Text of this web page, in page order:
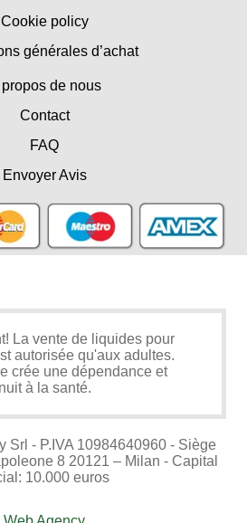
Cookie policy
générales d’achat
de nous
Contact
FAQ
Envoyer Avis
La vente de liquides pour
autorisée qu'aux adultes.
crée une dépendance et
nuit à la santé.
Srl - P.IVA 10984640960 - Siège
8 20121 – Milan - Capital
10.000 euros